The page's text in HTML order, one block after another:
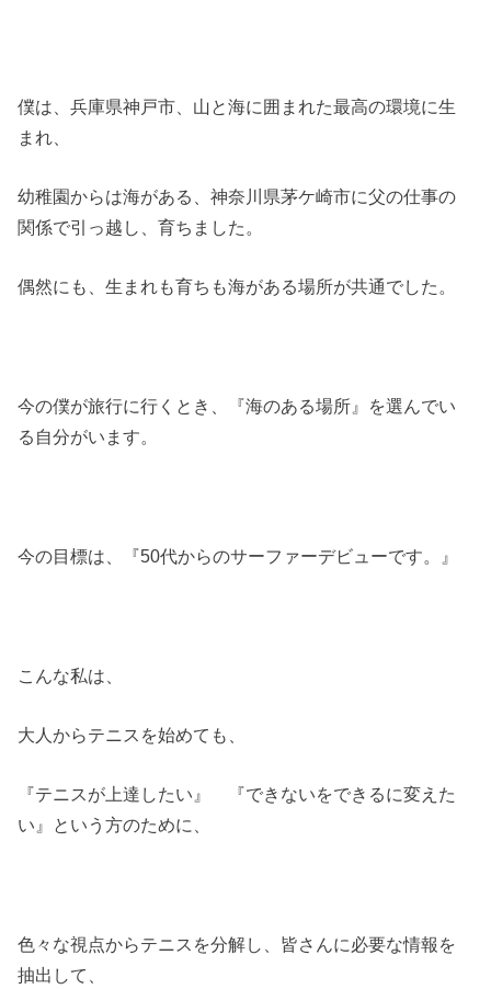
僕は、兵庫県神戸市、山と海に囲まれた最高の環境に生
まれ、
幼稚園からは海がある、神奈川県茅ケ崎市に父の仕事の
関係で引っ越し、育ちました。
偶然にも、生まれも育ちも海がある場所が共通でした。
今の僕が旅行に行くとき、『海のある場所』を選んでい
る自分がいます。
今の目標は、『50代からのサーファーデビューです。』
こんな私は、
大人からテニスを始めても、
『テニスが上達したい』 『できないをできるに変えた
い』という方のために、
色々な視点からテニスを分解し、皆さんに必要な情報を
抽出して、